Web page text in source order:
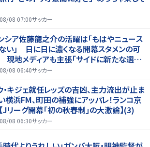
08 07:00サッカー
シア佐藤龍之介の活躍は「もはやニュース
い」 日に日に濃くなる開幕スタメンの可
地メディアも主張「サイドに新たな選択
供する」
08 06:40サッカー
・キジェ就任レッズの吉凶、主力流出が止ま
横浜FM、町田の補強にアッパレ！ランコ京
Jリーグ開幕｢初の秋春制｣の大激論】(3)
08 06:30サッカー